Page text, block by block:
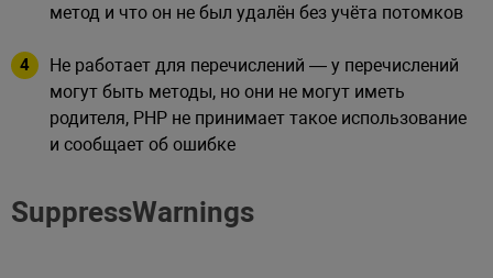
метод и что он не был удалён без учёта потомков
Не работает для перечислений — у перечислений
могут быть методы, но они не могут иметь
родителя, PHP не принимает такое использование
и сообщает об ошибке
SuppressWarnings